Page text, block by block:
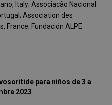
Italy; Associacão Nacional
Association des
France; Fundación ALPE
para niños de 3 a
2023